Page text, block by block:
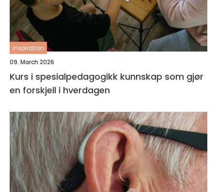
inspiration
09. March 2026
Kurs i spesialpedagogikk kunnskap som gjør
en forskjell i hverdagen